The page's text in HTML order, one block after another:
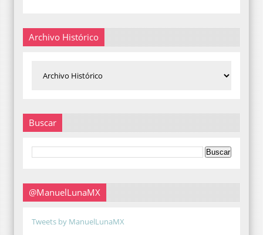
Archivo Histórico
Buscar
@ManuelLunaMX
Tweets by ManuelLunaMX